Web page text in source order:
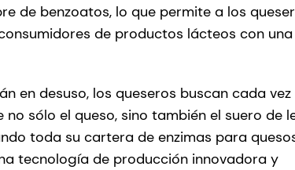
de benzoatos, lo que permite a los
de productos lácteos con
en desuso, los queseros buscan cada vez
sólo el queso, sino también el suero de
toda su cartera de enzimas para
tecnología de producción innovadora y